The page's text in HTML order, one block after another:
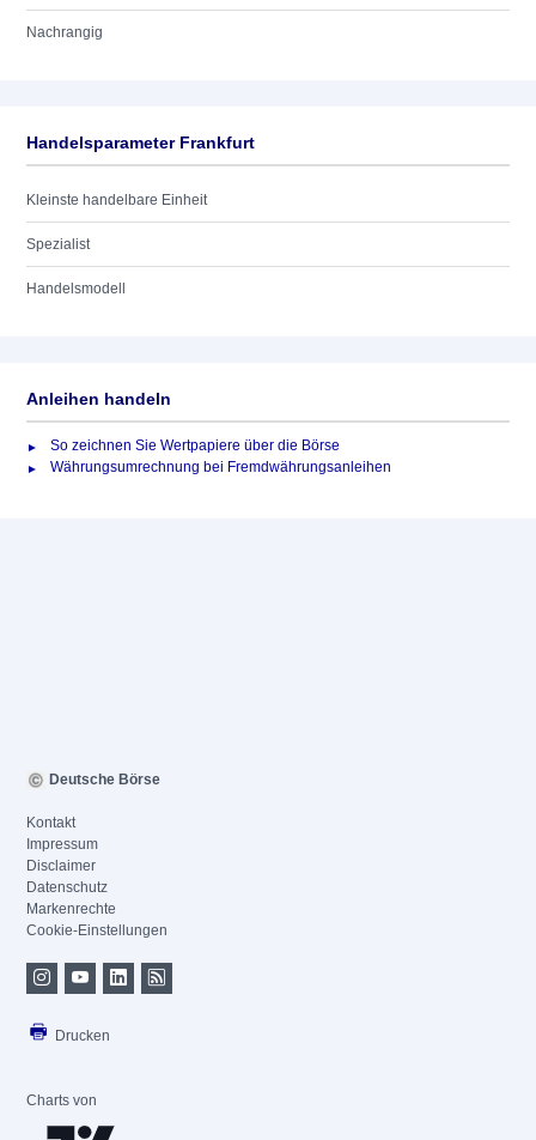
Nachrangig
Handelsparameter Frankfurt
Kleinste handelbare Einheit
Spezialist
Handelsmodell
Anleihen handeln
So zeichnen Sie Wertpapiere über die Börse
Währungsumrechnung bei Fremdwährungsanleihen
Deutsche Börse
Kontakt
Impressum
Disclaimer
Datenschutz
Markenrechte
Cookie-Einstellungen
Drucken
Charts von